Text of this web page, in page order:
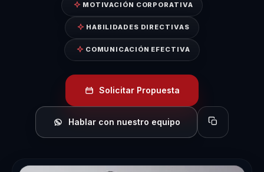
MOTIVACIÓN CORPORATIVA
HABILIDADES DIRECTIVAS
COMUNICACIÓN EFECTIVA
Solicitar Propuesta
Hablar con nuestro equipo Copiar perfil